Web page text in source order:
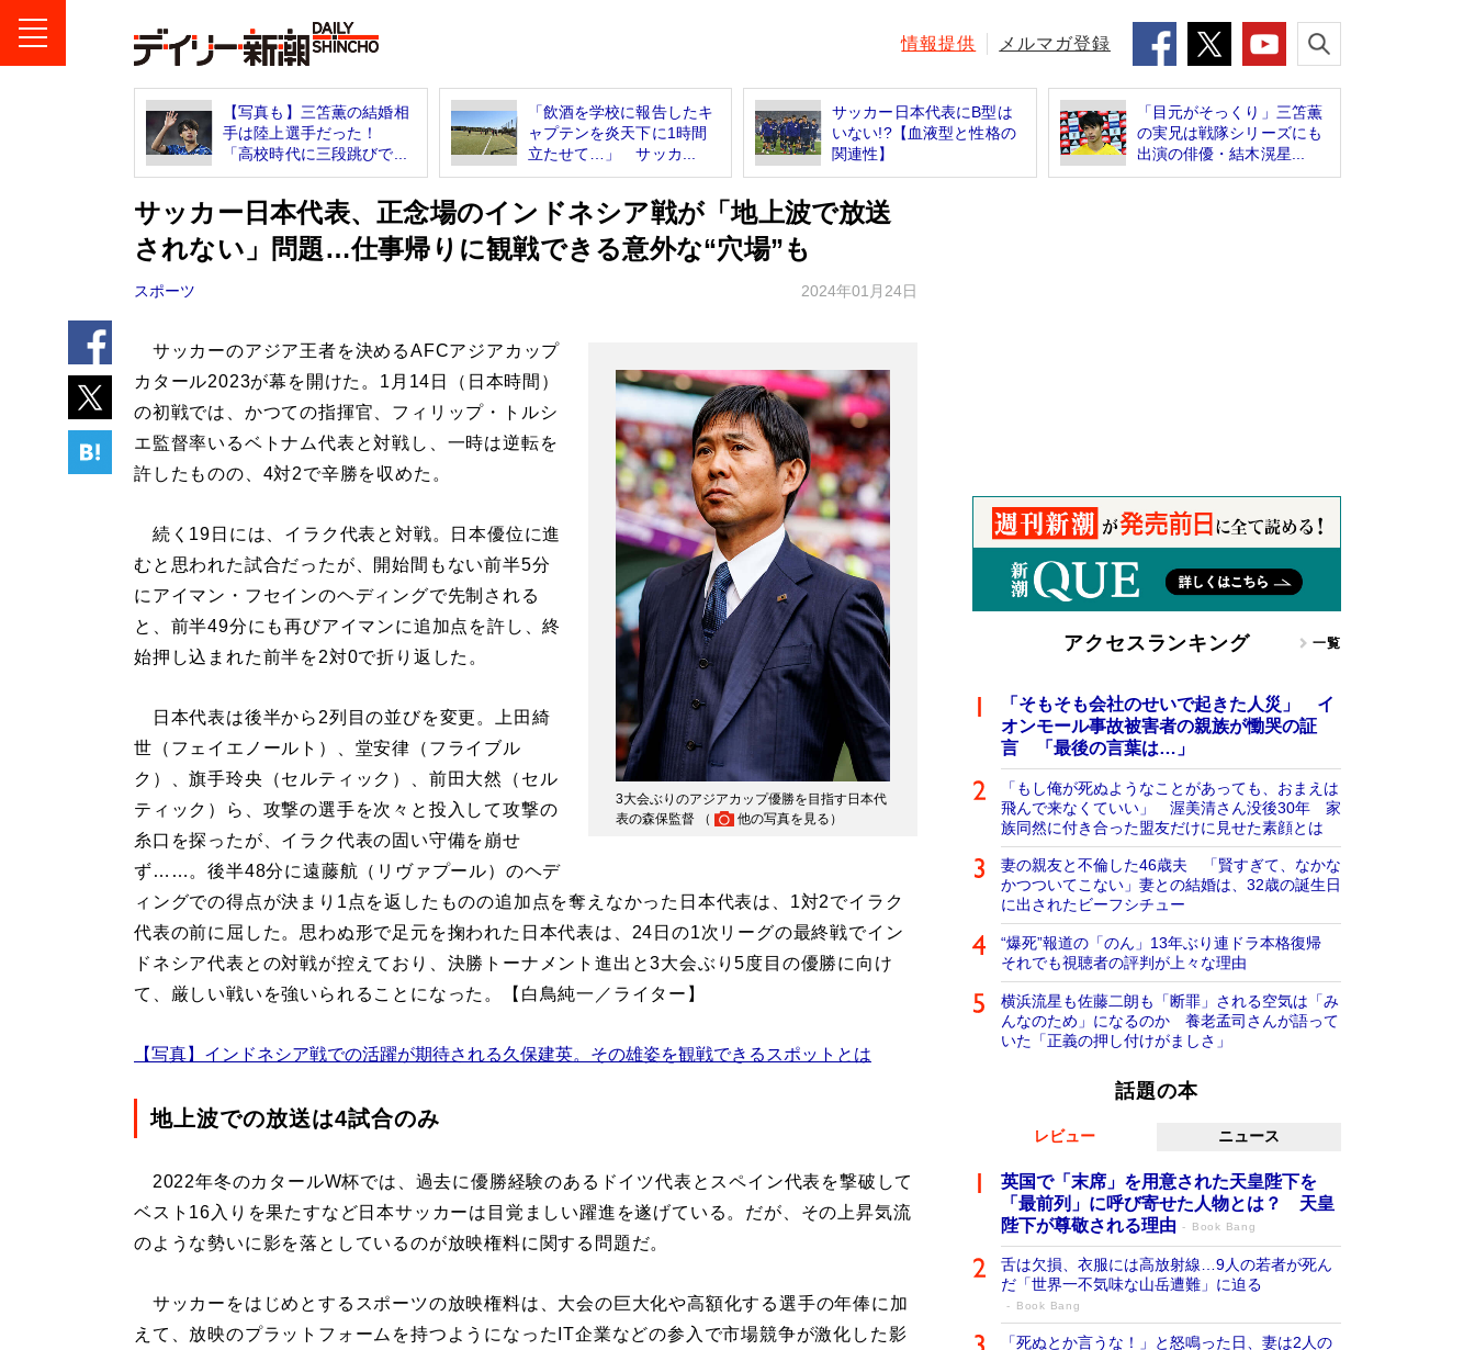
情報提供 メルマガ登録
【写真も】三笘薫の結婚相
手は陸上選手だった！
「高校時代に三段跳びで...
「飲酒を学校に報告したキ
ャプテンを炎天下に1時間
立たせて…」 サッカ...
サッカー日本代表にB型は
いない!?【血液型と性格の
関連性】
「目元がそっくり」三笘薫
の実兄は戦隊シリーズにも
出演の俳優・結木滉星...
サッカー日本代表、正念場のインドネシア戦が「地上波で放送
されない」問題…仕事帰りに観戦できる意外な“穴場”も
スポーツ 2024年01月24日
3大会ぶりのアジアカップ優勝を目指す日本代
表の森保監督 （
他の写真を見る ）
サッカーのアジア王者を決めるAFCアジアカップ
カタール2023が幕を開けた。1月14日（日本時間）
の初戦では、かつての指揮官、フィリップ・トルシ
エ監督率いるベトナム代表と対戦し、一時は逆転を
許したものの、4対2で辛勝を収めた。
続く19日には、イラク代表と対戦。日本優位に進
むと思われた試合だったが、開始間もない前半5分
にアイマン・フセインのヘディングで先制される
と、前半49分にも再びアイマンに追加点を許し、終
始押し込まれた前半を2対0で折り返した。
日本代表は後半から2列目の並びを変更。上田綺
世（フェイエノールト）、堂安律（フライブル
ク）、旗手玲央（セルティック）、前田大然（セル
ティック）ら、攻撃の選手を次々と投入して攻撃の
糸口を探ったが、イラク代表の固い守備を崩せ
ず……。後半48分に遠藤航（リヴァプール）のヘデ
ィングでの得点が決まり1点を返したものの追加点を奪えなかった日本代表は、1対2でイラク
代表の前に屈した。思わぬ形で足元を掬われた日本代表は、24日の1次リーグの最終戦でイン
ドネシア代表との対戦が控えており、決勝トーナメント進出と3大会ぶり5度目の優勝に向け
て、厳しい戦いを強いられることになった。【白鳥純一／ライター】
【写真】インドネシア戦での活躍が期待される久保建英。その雄姿を観戦できるスポットとは
地上波での放送は4試合のみ
2022年冬のカタールW杯では、過去に優勝経験のあるドイツ代表とスペイン代表を撃破して
ベスト16入りを果たすなど日本サッカーは目覚ましい躍進を遂げている。だが、その上昇気流
のような勢いに影を落としているのが放映権料に関する問題だ。
サッカーをはじめとするスポーツの放映権料は、大会の巨大化や高額化する選手の年俸に加
えて、放映のプラットフォームを持つようになったIT企業などの参入で市場競争が激化した影
アクセスランキング 一覧
「そもそも会社のせいで起きた人災」 イ
オンモール事故被害者の親族が慟哭の証
言 「最後の言葉は…」
「もし俺が死ぬようなことがあっても、おまえは
飛んで来なくていい」 渥美清さん没後30年 家
族同然に付き合った盟友だけに見せた素顔とは
妻の親友と不倫した46歳夫 「賢すぎて、なかな
かつついてこない」妻との結婚は、32歳の誕生日
に出されたビーフシチュー
“爆死”報道の「のん」13年ぶり連ドラ本格復帰
それでも視聴者の評判が上々な理由
横浜流星も佐藤二朗も「断罪」される空気は「み
んなのため」になるのか 養老孟司さんが語って
いた「正義の押し付けがましさ」
話題の本
レビュー ニュース
英国で「末席」を用意された天皇陛下を
「最前列」に呼び寄せた人物とは？ 天皇
陛下が尊敬される理由
Book Bang
舌は欠損、衣服には高放射線…9人の若者が死ん
だ「世界一不気味な山岳遭難」に迫る
Book Bang
「死ぬとか言うな！」と怒鳴った日、妻は2人の